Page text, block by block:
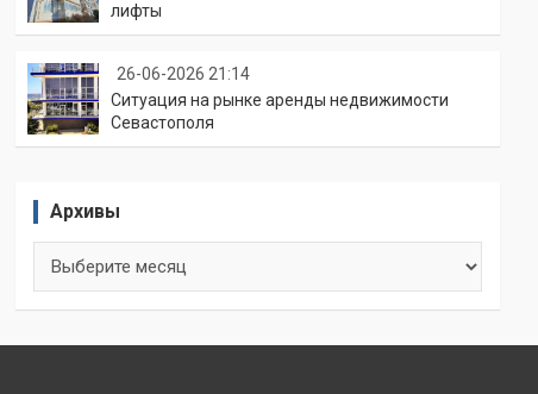
лифты
26-06-2026 21:14
Ситуация на рынке аренды недвижимости
Севастополя
Архивы